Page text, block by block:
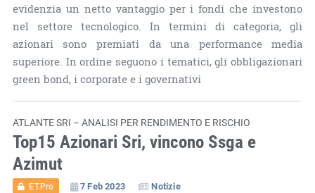
evidenzia un netto vantaggio per i fondi che investono
nel settore tecnologico. In termini di categoria, gli
azionari sono premiati da una performance media
superiore. In ordine seguono i tematici, gli obbligazionari
green bond, i corporate e i governativi
ATLANTE SRI – ANALISI PER RENDIMENTO E RISCHIO
Top15 Azionari Sri, vincono Ssga e
Azimut
ET.Pro 7 Feb 2023 Notizie